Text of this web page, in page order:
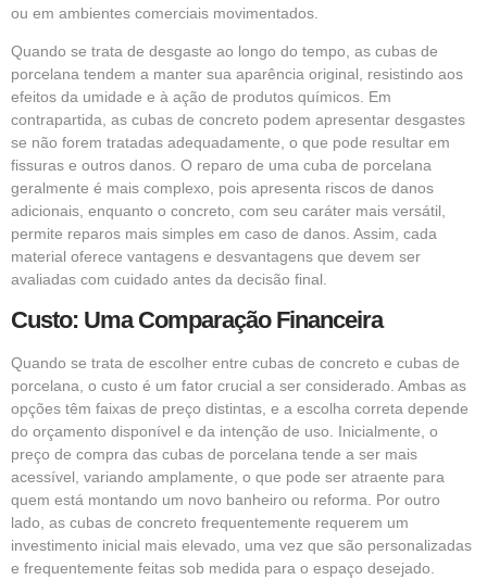
ou em ambientes comerciais movimentados.
Quando se trata de desgaste ao longo do tempo, as cubas de
porcelana tendem a manter sua aparência original, resistindo aos
efeitos da umidade e à ação de produtos químicos. Em
contrapartida, as cubas de concreto podem apresentar desgastes
se não forem tratadas adequadamente, o que pode resultar em
fissuras e outros danos. O reparo de uma cuba de porcelana
geralmente é mais complexo, pois apresenta riscos de danos
adicionais, enquanto o concreto, com seu caráter mais versátil,
permite reparos mais simples em caso de danos. Assim, cada
material oferece vantagens e desvantagens que devem ser
avaliadas com cuidado antes da decisão final.
Custo: Uma Comparação Financeira
Quando se trata de escolher entre cubas de concreto e cubas de
porcelana, o custo é um fator crucial a ser considerado. Ambas as
opções têm faixas de preço distintas, e a escolha correta depende
do orçamento disponível e da intenção de uso. Inicialmente, o
preço de compra das cubas de porcelana tende a ser mais
acessível, variando amplamente, o que pode ser atraente para
quem está montando um novo banheiro ou reforma. Por outro
lado, as cubas de concreto frequentemente requerem um
investimento inicial mais elevado, uma vez que são personalizadas
e frequentemente feitas sob medida para o espaço desejado.